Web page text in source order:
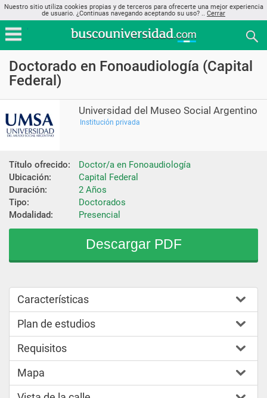
Nuestro sitio utiliza cookies propias y de terceros para ofrecerte una mejor experiencia
de usuario. ¿Continuas navegando aceptando su uso? .. Cerrar
Doctorado en Fonoaudiología (Capital
Federal)
Universidad del Museo Social Argentino
Institución privada
Título ofrecido:
Doctor/a en Fonoaudiología
Ubicación:
Capital Federal
Duración:
2 Años
Tipo:
Doctorados
Modalidad:
Presencial
Descargar PDF
Características
Plan de estudios
Requisitos
Mapa